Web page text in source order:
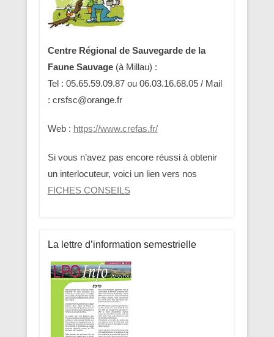
Centre Régional de Sauvegarde de la
Faune Sauvage (à Millau) :
Tel : 05.65.59.09.87 ou 06.03.16.68.05 / Mail
: crsfsc@orange.fr
Web : https://www.crefas.fr/
Si vous n’avez pas encore réussi à obtenir
un interlocuteur, voici un lien vers nos
FICHES CONSEILS
La lettre d’information semestrielle